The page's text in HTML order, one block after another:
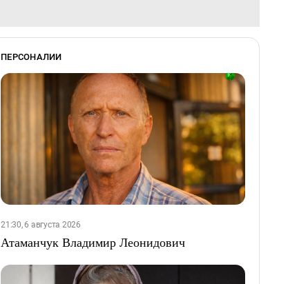
ПЕРСОНАЛИИ
21:30, 6 августа 2026
Атаманчук Владимир Леонидович